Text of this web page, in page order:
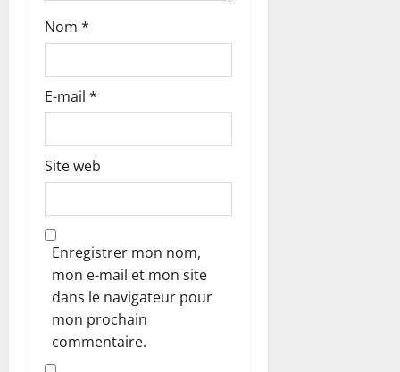
e
Nom *
E-mail *
Site web
Enregistrer mon nom,
mon e-mail et mon site
dans le navigateur pour
mon prochain
commentaire.